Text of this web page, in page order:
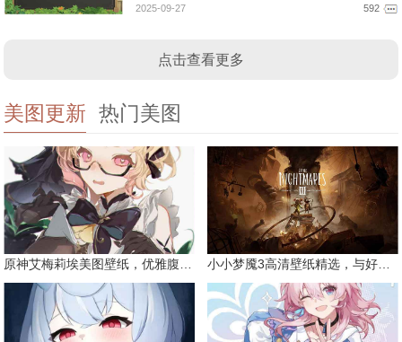
2025-09-27 592
点击查看更多
美图更新 热门美图
原神艾梅莉埃美图壁纸，优雅腹黑眼镜娘 小小梦魇3高清壁纸精选，与好友一同面对恐惧